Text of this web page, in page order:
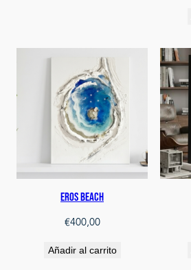
Eros Beach
€400,00
Añadir al carrito